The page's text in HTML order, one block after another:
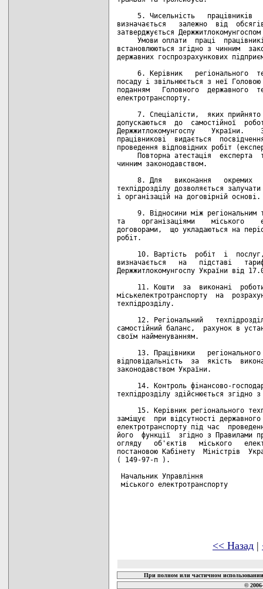
5. Чисельність   працівників
визначається   залежно  від
затверджується
Умови оплати  праці
встановлюються згідно з чинним
державних госпрозрахункових
6. Керівник   регіонального
посаду і звільнюється з неї
поданням   Головного  державного
електротранспорту.
7. Спеціалісти,  яких
допускаються  до  самостійної
Держжитлокомунгоспу    України.
працівникові  видається
проведення відповідних робіт
Повторна атестація  експерта
чинним законодавством.
8. Для   виконання   окремих
техпідрозділу дозволяється
і організацій на договірній основі.
9. Відносини між регіональним
та    організаціями    міського
договорами,  що укладаються на
робіт.
10. Вартість  робіт  і
визначається   на   підставі
Держжитлокомунгоспу України від
11. Кошти  за  виконані
міськелектротранспорту  на
техпідрозділу.
12. Регіональний
самостійний баланс,  рахунок в
своїм найменуванням.
13. Працівники
відповідальність  за  якість
законодавством України.
14. Контроль фінансово-
техпідрозділу здійснюється згідно
15. Керівник регіонального
заміщує  при відсутності
електротранспорту під час
його  функції  згідно з Правилами
огляду   об'єктів   міського
постановою Кабінету  Міністрів
( 149-97-п ).
Начальник Управління
міського електротранспорту
<< Назад |
При полном или частичном
©